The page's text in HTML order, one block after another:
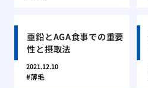
亜鉛とAGA食事での重要
性と摂取法
2021.12.10
薄毛